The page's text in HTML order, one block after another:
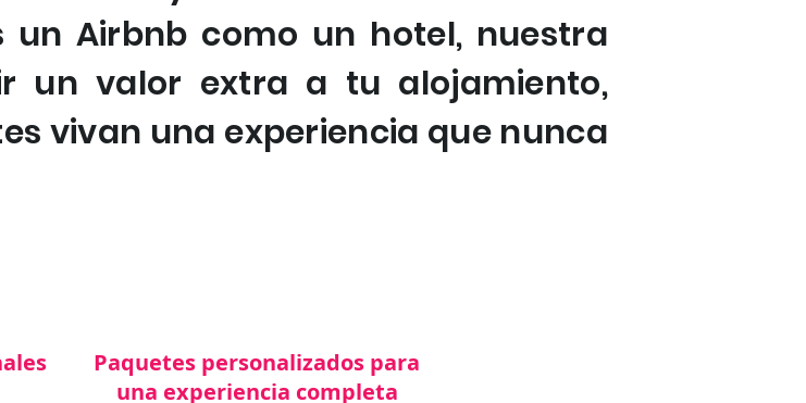
un Airbnb como un hotel, nuestra
un valor extra a tu alojamiento,
vivan una experiencia que nunca
Paquetes personalizados para
una experiencia completa